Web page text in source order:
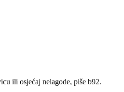
ili osjećaj nelagode, piše b92.